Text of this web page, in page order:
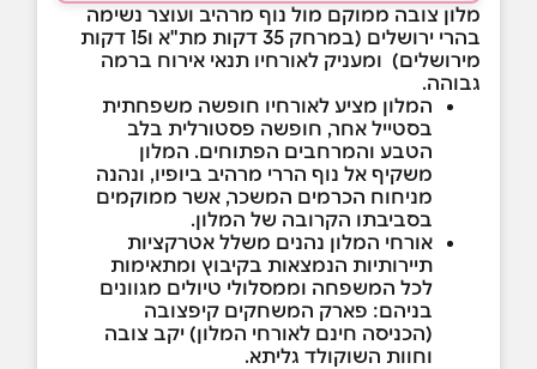
מלון צובה ממוקם מול נוף מרהיב ועוצר נשימה
בהרי ירושלים (במרחק 35 דקות מת"א ו15 דקות
מירושלים) ומעניק לאורחיו תנאי אירוח ברמה
גבוהה.
המלון מציע לאורחיו חופשה משפחתית
בסטייל אחר, חופשה פסטורלית בלב
הטבע והמרחבים הפתוחים. המלון
משקיף אל נוף הררי מרהיב ביופיו, ונהנה
מניחוח הכרמים המשכר, אשר ממוקמים
בסביבתו הקרובה של המלון.
אורחי המלון נהנים משלל אטרקציות
תיירותיות הנמצאות בקיבוץ ומתאימות
לכל המשפחה וממסלולי טיולים מגוונים
בניהם: פארק המשחקים קיפצובה
(הכניסה חינם לאורחי המלון) יקב צובה
וחוות השוקולד גליתא.